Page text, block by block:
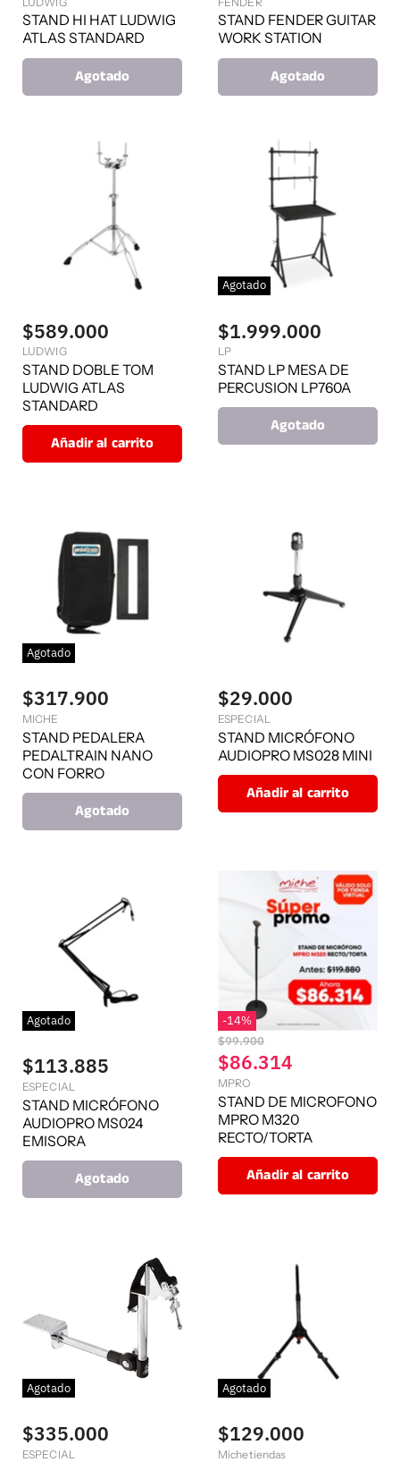
STAND HI HAT LUDWIG
ATLAS STANDARD
Agotado
STAND FENDER GUITAR
WORK STATION
Agotado
$589.000
LUDWIG
STAND DOBLE TOM
LUDWIG ATLAS
STANDARD
Añadir al carrito
Agotado
$1.999.000
LP
STAND LP MESA DE
PERCUSION LP760A
Agotado
Agotado
$317.900
MICHE
STAND PEDALERA
PEDALTRAIN NANO
CON FORRO
Agotado
$29.000
ESPECIAL
STAND MICRÓFONO
AUDIOPRO MS028 MINI
Añadir al carrito
Agotado
$113.885
ESPECIAL
STAND MICRÓFONO
AUDIOPRO MS024
EMISORA
Agotado
-14%
P
r
e
c
i
o
o
r
i
i
$99.900
P
r
e
c
i
o
a
$86.314
MPRO
STAND DE MICROFONO
MPRO M320
RECTO/TORTA
Añadir al carrito
Agotado
$335.000
ESPECIAL
Agotado
$129.000
Michetiendas